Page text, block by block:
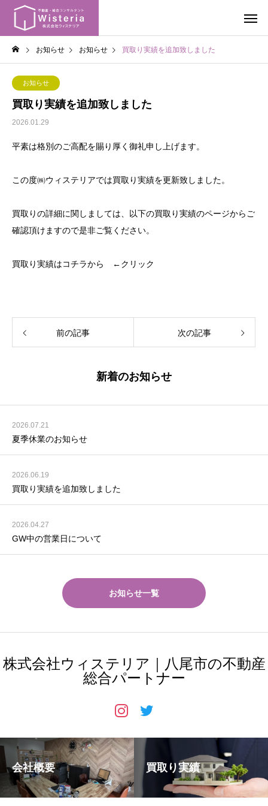
お知らせ お知らせ 買取り実績を追加致しました
お知らせ
買取り実績を追加致しました
2026.01.29
平素は格別のご高配を賜り厚く御礼申し上げます。
この度㈱ウィステリアでは買取り実績を更新致しました。
買取りの詳細に関しましては、以下の買取り実績のページからご
確認頂けますので是非ご覧ください。
買取り実績はコチラから ←クリック
前の記事 次の記事
新着のお知らせ
2026.07.21
夏季休業のお知らせ
2026.06.19
買取り実績を追加致しました
2026.04.27
GW中の営業日について
お知らせ一覧
株式会社ウィステリア｜八尾市の不動産
総合パートナー
会社概要 買取り実績